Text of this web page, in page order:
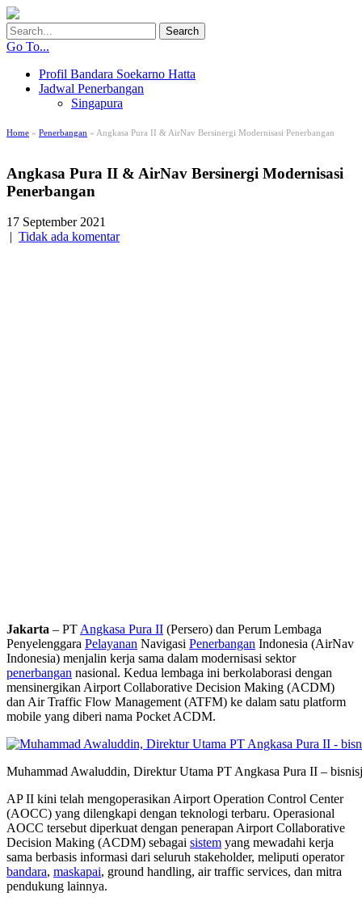
Go To...
Profil Bandara Soekarno Hatta
Jadwal Penerbangan
Singapura
Home » Penerbangan » Angkasa Pura II & AirNav Bersinergi Modernisasi Penerbangan
Angkasa Pura II & AirNav Bersinergi Modernisasi
Penerbangan
17 September 2021
| Tidak ada komentar
Jakarta – PTAngkasa Pura II (Persero) dan Perum Lembaga
Penyelenggara Pelayanan Navigasi Penerbangan Indonesia (AirNav
Indonesia) menjalin kerja sama dalam modernisasi sektor
penerbangan nasional. Kedua lembaga ini berkolaborasi dengan
mensinergikan Airport Collaborative Decision Making (ACDM)
dan Air Traffic Flow Management (ATFM) ke dalam satu platform
mobile yang diberi nama Pocket ACDM.
Muhammad Awaluddin, Direktur Utama PT Angkasa Pura II –
AP II kini telah mengoperasikan Airport Operation Control Center
(AOCC) yang dilengkapi dengan teknologi terbaru. Operasional
AOCC tersebut diperkuat dengan penerapan Airport Collaborative
Decision Making (ACDM) sebagai sistem yang mewadahi kerja
sama berbasis informasi dari seluruh stakeholder, meliputi operator
bandara, maskapai, ground handling, air traffic services, dan mitra
pendukung lainnya.